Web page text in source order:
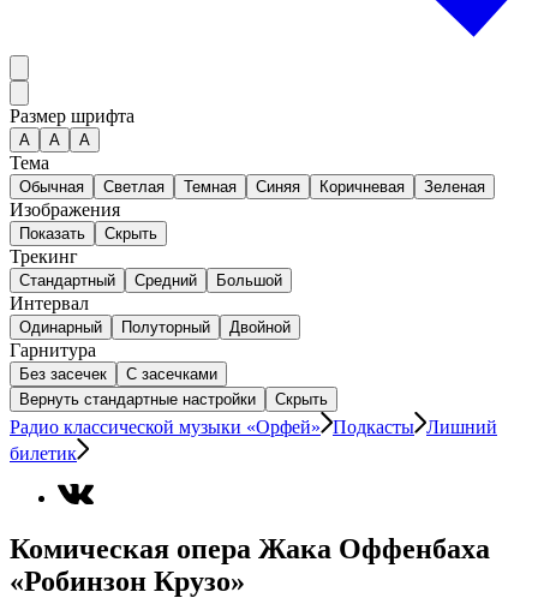
Размер шрифта
А A A
Тема
Обычная Светлая Темная Синяя Коричневая Зеленая
Изображения
Показать Скрыть
Трекинг
Стандартный Средний Большой
Интервал
Одинарный Полуторный Двойной
Гарнитура
Без засечек
С засечками
Вернуть стандартные настройки
Скрыть
Радио классической музыки «Орфей» Подкасты Лишний
билетик
Комическая опера Жака Оффенбаха
«Робинзон Крузо»